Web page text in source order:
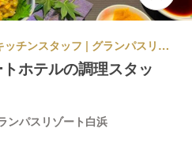
リゾートホテル | 調理部門 | キッチンスタッフ | グランパスリゾート グランパスリゾート白浜
ホテルの調理スタッ
ンパスリゾート白浜